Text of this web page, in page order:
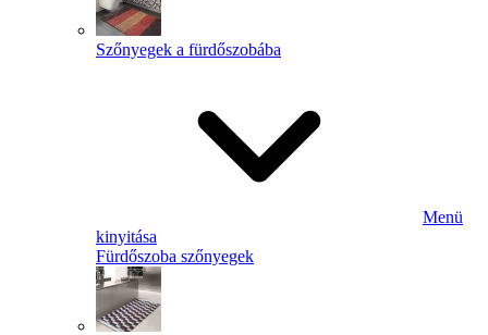
Szőnyegek a fürdőszobába
Menü
kinyitása
Fürdőszoba szőnyegek